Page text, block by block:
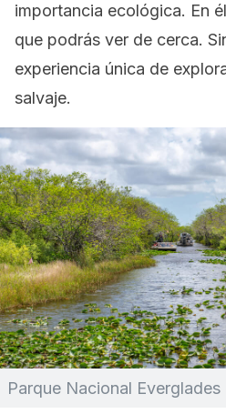
importancia ecológica. En
que podrás ver de cerca.
experiencia única de
salvaje.
Parque Nacional Everglades